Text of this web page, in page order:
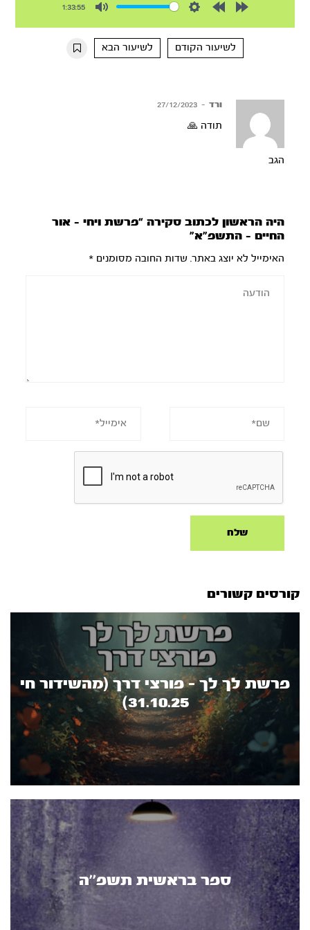
1:33:55
10s
10s
לשיעור הקודם
לשיעור הבא
ורד –
27/12/2023
תודה 🙏
הגב
היה הראשון לכתוב סקירה “פרשת ויחי – אור
החיים – התשפ”א”
האימייל לא יוצג באתר. שדות החובה מסומנים*
קורסים קשורים
פרשת לך לך - פורצי דרך (מהשידור חי
31.10.25)
ספר בראשית תשפ''ה